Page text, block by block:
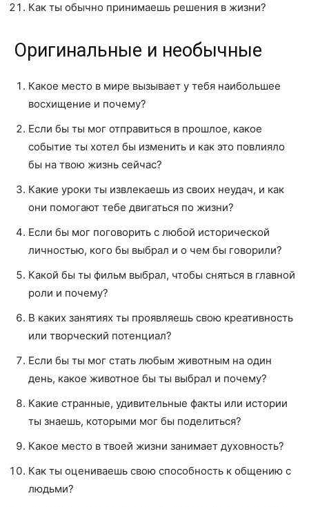
Как ты обычно принимаешь решения в жизни?
Оригинальные и необычные
Какое место в мире вызывает у тебя наибольшее
восхищение и почему?
Если бы ты мог отправиться в прошлое, какое
событие ты хотел бы изменить и как это повлияло
бы на твою жизнь сейчас?
Какие уроки ты извлекаешь из своих неудач, и как
они помогают тебе двигаться по жизни?
Если бы мог поговорить с любой исторической
личностью, кого бы выбрал и о чем бы говорили?
Какой бы ты фильм выбрал, чтобы сняться в главной
роли и почему?
В каких занятиях ты проявляешь свою креативность
или творческий потенциал?
Если бы ты мог стать любым животным на один
день, какое животное бы ты выбрал и почему?
Какие странные, удивительные факты или истории
ты знаешь, которыми мог бы поделиться?
Какое место в твоей жизни занимает духовность?
Как ты оцениваешь свою способность к общению с
людьми?